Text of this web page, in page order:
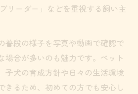
リーダー」などを重視する飼い主
普段の様子を写真や動画で確認で
場合が多いのも魅力です。ペット
子犬の育成方針や日々の生活環境
きるため、初めての方でも安心し